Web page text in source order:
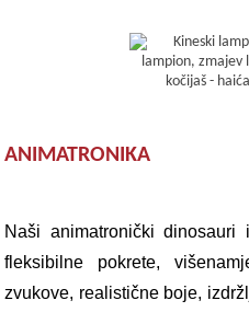
ANIMATRONIKA
Naši animatronički
fleksibilne pokrete,
zvukove, realistične boje,